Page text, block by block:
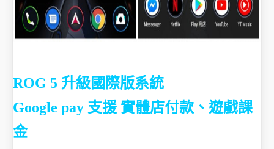
ROG 5 升級國際版系統
Google pay 支援 實體店付款、遊戲課
金